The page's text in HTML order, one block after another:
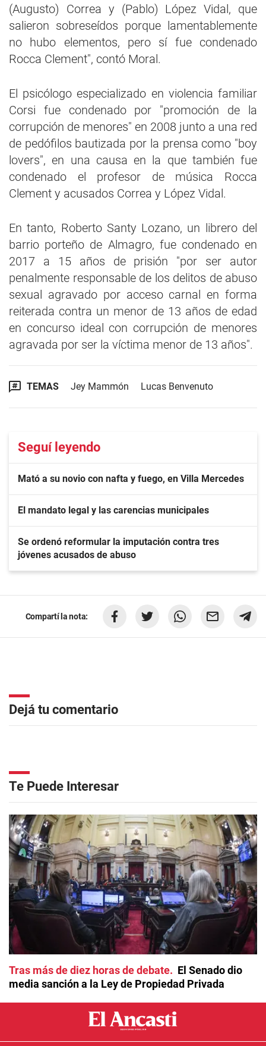
(Augusto) Correa y (Pablo) López Vidal, que
salieron sobreseídos porque lamentablemente
no hubo elementos, pero sí fue condenado
Rocca Clement", contó Moral.
El psicólogo especializado en violencia familiar
Corsi fue condenado por "promoción de la
corrupción de menores" en 2008 junto a una red
de pedófilos bautizada por la prensa como "boy
lovers", en una causa en la que también fue
condenado el profesor de música Rocca
Clement y acusados Correa y López Vidal.
En tanto, Roberto Santy Lozano, un librero del
barrio porteño de Almagro, fue condenado en
2017 a 15 años de prisión "por ser autor
penalmente responsable de los delitos de abuso
sexual agravado por acceso carnal en forma
reiterada contra un menor de 13 años de edad
en concurso ideal con corrupción de menores
agravada por ser la víctima menor de 13 años".
TEMAS Jey Mammón Lucas Benvenuto
Seguí leyendo
Mató a su novio con nafta y fuego, en Villa Mercedes
El mandato legal y las carencias municipales
Se ordenó reformular la imputación contra tres
jóvenes acusados de abuso
Compartí la nota:
Dejá tu comentario
Te Puede Interesar
Tras más de diez horas de debate
El Senado dio
media sanción a la Ley de Propiedad Privada